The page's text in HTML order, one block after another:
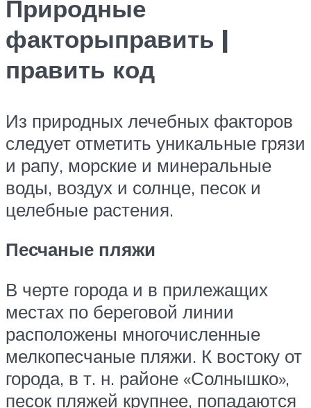
Природные
факторыправить |
править код
Из природных лечебных факторов
следует отметить уникальные грязи
и рапу, морские и минеральные
воды, воздух и солнце, песок и
целебные растения.
Песчаные пляжи
В черте города и в прилежащих
местах по береговой линии
расположены многочисленные
мелкопесчаные пляжи. К востоку от
города, в т. н. районе «Солнышко»,
песок пляжей крупнее, попадаются